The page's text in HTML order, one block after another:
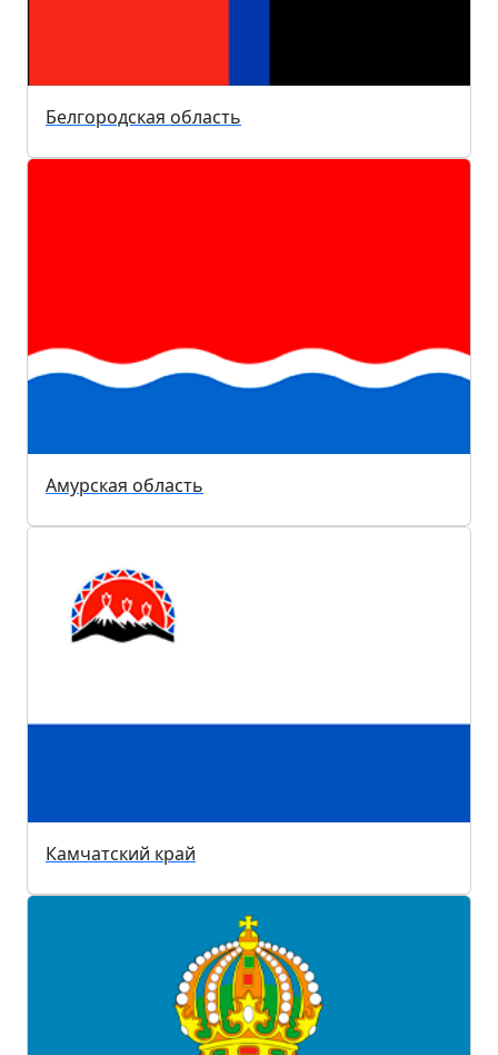
Белгородская область
Амурская область
Камчатский край